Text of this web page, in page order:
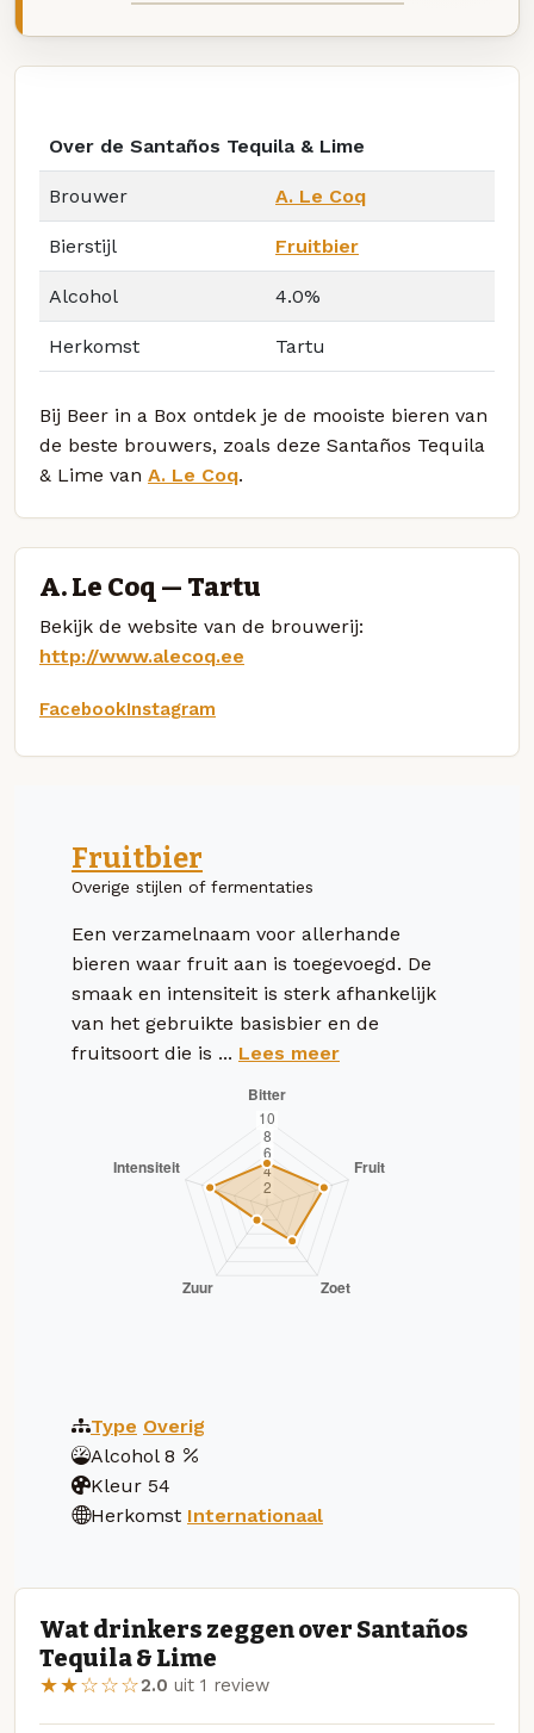
Over de Santaños Tequila & Lime
Brouwer A. Le Coq
Bierstijl Fruitbier
Alcohol 4.0%
Herkomst Tartu
Bij Beer in a Box ontdek je de mooiste bieren van
de beste brouwers, zoals deze Santaños Tequila
& Lime van A. Le Coq.
A. Le Coq — Tartu
Bekijk de website van de brouwerij:
http://www.alecoq.ee
FacebookInstagram
Fruitbier
Overige stijlen of fermentaties
Een verzamelnaam voor allerhande
bieren waar fruit aan is toegevoegd. De
smaak en intensiteit is sterk afhankelijk
van het gebruikte basisbier en de
fruitsoort die is ... Lees meer
Type Overig
Alcohol 8
Kleur 54
Herkomst Internationaal
Wat drinkers zeggen over Santaños
Tequila & Lime
★★☆☆☆2.0 uit 1 review